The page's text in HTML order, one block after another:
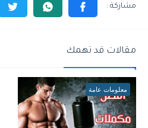
مقالات قد تهمك
معلومات عامة